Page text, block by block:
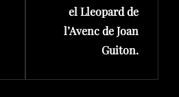
el Lleopard de
l’Avenc de Joan
Guiton.